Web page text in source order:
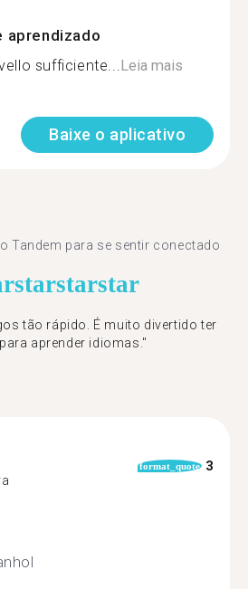
aprendizado
sufficiente...Leia mais
Baixe o aplicativo
Tandem para se sentir conectado
starstarstar
tão rápido. É muito divertido ter
aprender idiomas."
format_quote 3